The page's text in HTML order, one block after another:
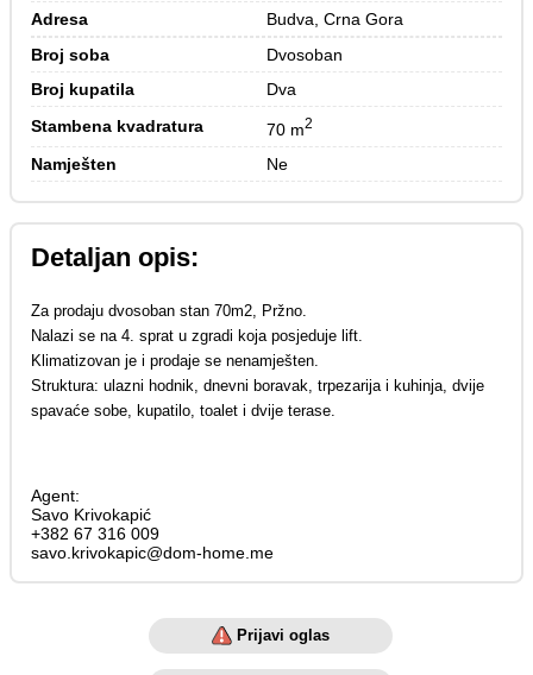
Adresa
Budva, Crna Gora
Broj soba
Dvosoban
Broj kupatila
Dva
Stambena kvadratura
70 m2
Namješten Ne
Detaljan opis:
Za prodaju dvosoban stan 70m2, Pržno.
Nalazi se na 4. sprat u zgradi koja posjeduje lift.
Klimatizovan je i prodaje se nenamješten.
Struktura: ulazni hodnik, dnevni boravak, trpezarija i kuhinja, dvije
spavaće sobe, kupatilo, toalet i dvije terase.
Agent:
Savo Krivokapić
+382 67 316 009
savo.krivokapic@dom-home.me
Prijavi oglas